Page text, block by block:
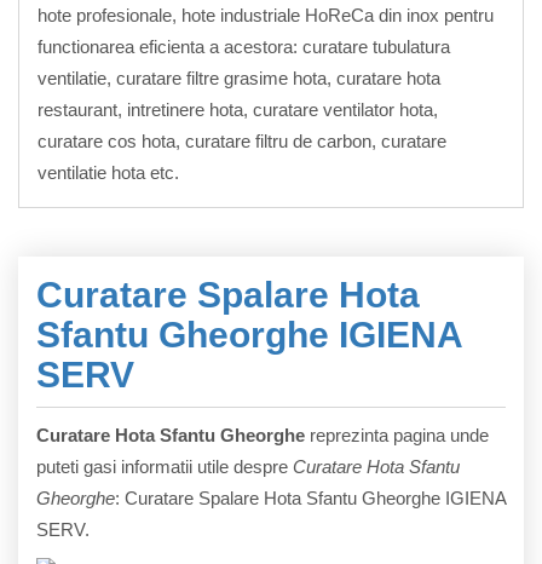
hote profesionale, hote industriale HoReCa din inox pentru
functionarea eficienta a acestora: curatare tubulatura
ventilatie, curatare filtre grasime hota, curatare hota
restaurant, intretinere hota, curatare ventilator hota,
curatare cos hota, curatare filtru de carbon, curatare
ventilatie hota etc.
Curatare Spalare Hota
Sfantu Gheorghe IGIENA
SERV
Curatare Hota Sfantu Gheorghe reprezinta pagina unde
puteti gasi informatii utile despre Curatare Hota Sfantu
Gheorghe: Curatare Spalare Hota Sfantu Gheorghe IGIENA
SERV.